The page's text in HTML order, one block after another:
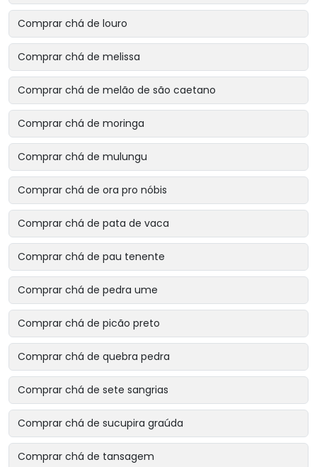
Comprar chá de louro
Comprar chá de melissa
Comprar chá de melão de são caetano
Comprar chá de moringa
Comprar chá de mulungu
Comprar chá de ora pro nóbis
Comprar chá de pata de vaca
Comprar chá de pau tenente
Comprar chá de pedra ume
Comprar chá de picão preto
Comprar chá de quebra pedra
Comprar chá de sete sangrias
Comprar chá de sucupira graúda
Comprar chá de tansagem